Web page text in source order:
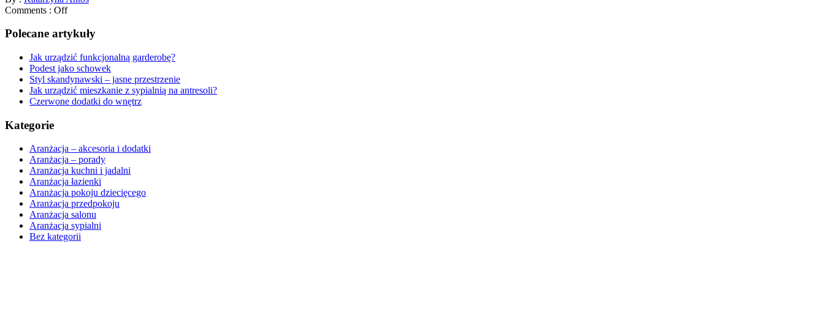
Comments : Off
Polecane artykuły
Jak urządzić funkcjonalną garderobę?
Podest jako schowek
Styl skandynawski – jasne przestrzenie
Jak urządzić mieszkanie z sypialnią na antresoli?
Czerwone dodatki do wnętrz
Kategorie
Aranżacja – akcesoria i dodatki
Aranżacja – porady
Aranżacja kuchni i jadalni
Aranżacja łazienki
Aranżacja pokoju dziecięcego
Aranżacja przedpokoju
Aranżacja salonu
Aranżacja sypialni
Bez kategorii